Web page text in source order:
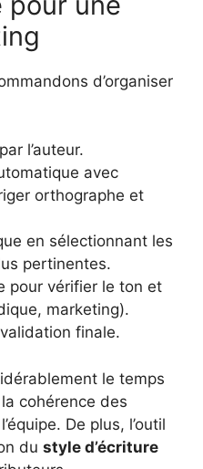
d’organiser
l’auteur.
avec
orthographe et
en sélectionnant les
pertinentes.
pour vérifier le ton et
marketing).
finale.
le temps
cohérence des
De plus, l’outil
du style d’écriture